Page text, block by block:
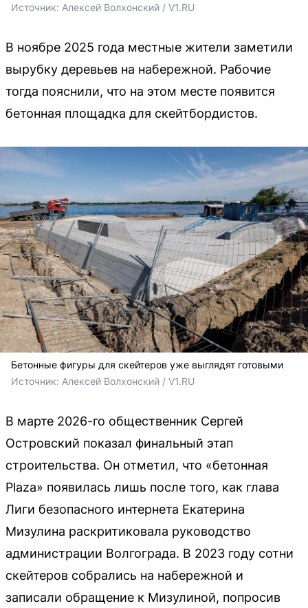
Источник: Алексей Волхонский / V1.RU
В ноябре 2025 года местные жители заметили
вырубку деревьев на набережной. Рабочие
тогда пояснили, что на этом месте появится
бетонная площадка для скейтбордистов.
Бетонные фигуры для скейтеров уже выглядят готовыми
Источник: Алексей Волхонский / V1.RU
В марте 2026-го общественник Сергей
Островский показал финальный этап
строительства. Он отметил, что «бетонная
Plaza» появилась лишь после того, как глава
Лиги безопасного интернета Екатерина
Мизулина раскритиковала руководство
администрации Волгограда. В 2023 году сотни
скейтеров собрались на набережной и
записали обращение к Мизулиной, попросив